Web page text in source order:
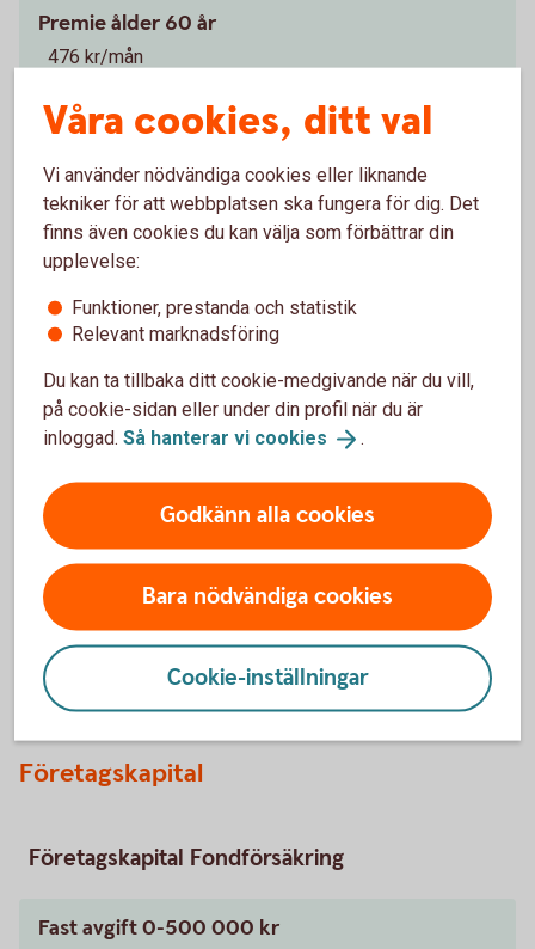
Premie ålder 60 år
476 kr/mån
Premier
1
Premien beror på ålder och valt
försäkringsbelopp.
Tillbaka
Individuell livförsäkring
Kapitalförsäkring och
direktpension
Förutom för placering av företagets pengar kan
kapitalförsäkringen användas för att trygga pension för
både företagaren och anställda, något som bidrar till att
behålla kompetenta och särskilt förtjänta medarbetare.
Företagskapital
Företagskapital Fondförsäkring
Fast avgift 0-500 000 kr
Våra cookies, ditt val
Vi använder nödvändiga cookies eller liknande
tekniker för att webbplatsen ska fungera för dig. Det
finns även cookies du kan välja som förbättrar din
upplevelse:
Funktioner, prestanda och statistik
Relevant marknadsföring
Du kan ta tillbaka ditt cookie-medgivande när du vill,
på cookie-sidan eller under din profil när du är
inloggad. Så hanterar vi cookies .
Godkänn alla cookies
Bara nödvändiga cookies
Cookie-inställningar